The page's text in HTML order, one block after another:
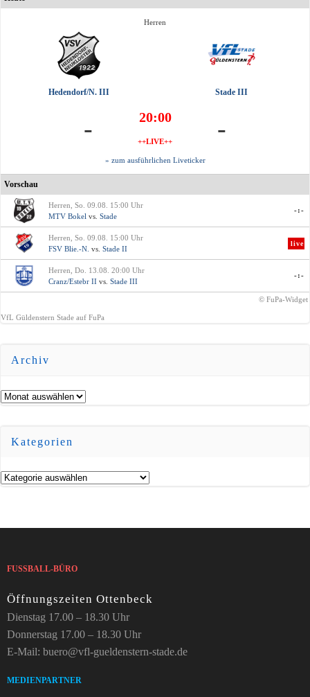
Herren
Hedendorf/N. III Stade III
- 20:00
++LIVE++ -
» zum ausführlichen Liveticker
Vorschau
Herren, So. 09.08. 15:00 Uhr
MTV Bokel vs. Stade
-:-
Herren, So. 09.08. 15:00 Uhr
FSV Blie.-N. vs. Stade II
live
Herren, Do. 13.08. 20:00 Uhr
Cranz/Estebr II vs. Stade III
-:-
© FuPa-Widget
VfL Güldenstern Stade auf FuPa
Archiv
Archiv
Kategorien
Kategorien
FUSSBALL-BÜRO
Öffnungszeiten Ottenbeck
Dienstag 17.00 – 18.30 Uhr
Donnerstag 17.00 – 18.30 Uhr
E-Mail: buero@vfl-gueldenstern-stade.de
MEDIENPARTNER